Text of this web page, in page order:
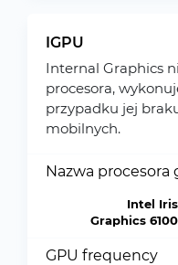
IGPU
Internal Graphics
procesora,
przypadku jej
mobilnych.
Nazwa procesora
Intel Iris
Graphics 6100
GPU frequency